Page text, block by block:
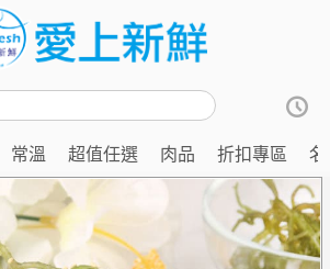
常溫 超值任選 肉品 折扣專區